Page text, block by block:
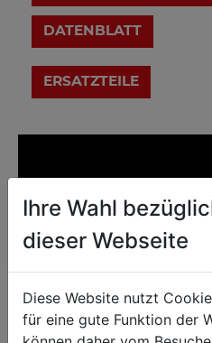
DATENBLATT
Ihre Wahl
dieser Webseite
Diese Website nutzt
für eine gute Funktion der